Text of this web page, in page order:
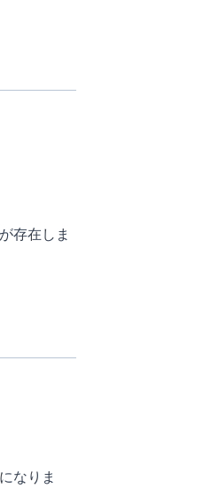
存在しま
なりま